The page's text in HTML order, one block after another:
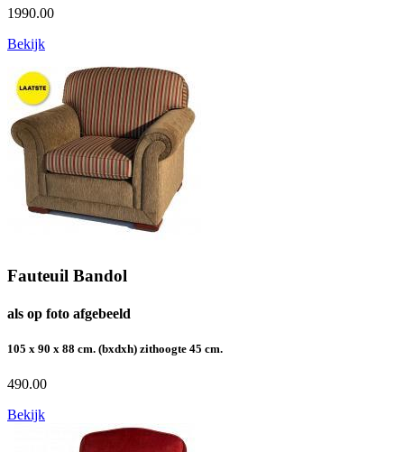
1990.00
Bekijk
Fauteuil Bandol
als op foto afgebeeld
105 x 90 x 88 cm. (bxdxh) zithoogte 45 cm.
490.00
Bekijk